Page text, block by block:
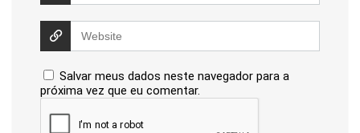
Salvar meus dados neste navegador para a
próxima vez que eu comentar.